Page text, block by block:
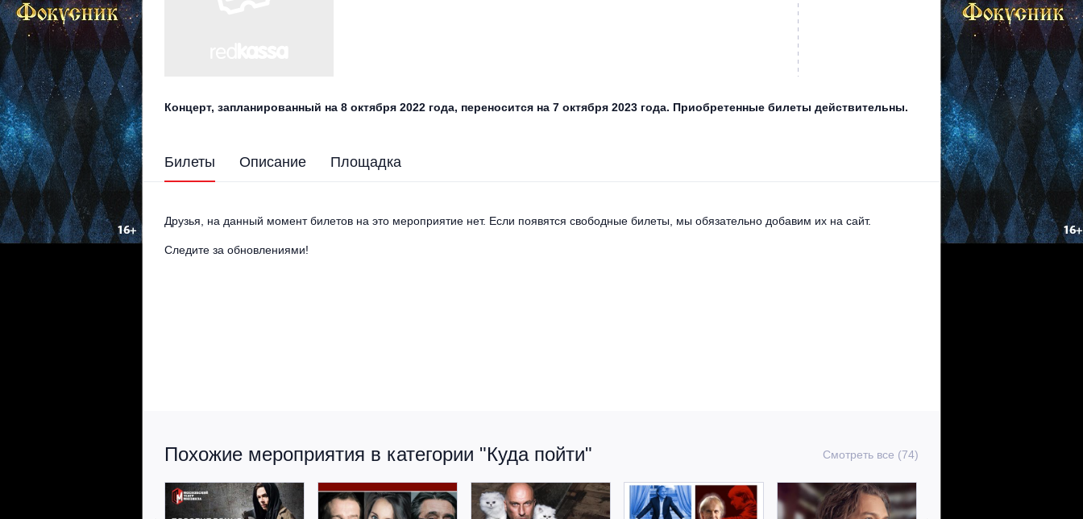
Концерт, запланированный на 8 октября 2022 года, переносится на 7 октября 2023 года. Приобретенные билеты действительны.
Билеты Описание Площадка
Друзья, на данный момент билетов на это мероприятие нет. Если появятся свободные билеты, мы обязательно добавим их на сайт.
Следите за обновлениями!
Похожие мероприятия в категории "Куда пойти" Смотреть все (74)